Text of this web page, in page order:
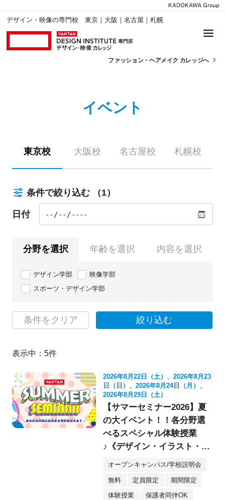
デザイン・映像の専門校 東京｜大阪｜名古屋｜札幌
ファッション・ ヘアメイク カレッジへ
イベント
東京校 大阪校 名古屋校 札幌校
条件で絞り込む （1）
日付
分野を選択 年齢を選択 内容を選択
デザイン学部
映像学部
スポーツ・デザイン学部
条件をクリア 絞り込む
表示中： 5件
2026年8月22日（土）、2026年8月23
日（日）、2026年8月24日（月）、
2026年8月29日（土）
【サマーセミナー2026】夏
の大イベント！！各分野選
べるスペシャル体験授業
♪《デザイン・イラスト・映
像・スケボー・フォト》
オープンキャンパス/学校説明会
無料 定員限定 期間限定
体験授業 保護者同伴OK